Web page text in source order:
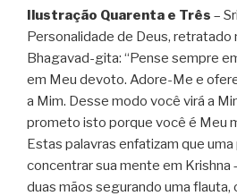
Ilustração Quarenta e Três –
Personalidade de Deus, retratado
Bhagavad-gita: “Pense sempre
em Meu devoto. Adore-Me e
a Mim. Desse modo você virá a
prometo isto porque você é Meu
Estas palavras enfatizam que
concentrar sua mente em Krishna
duas mãos segurando uma flauta,